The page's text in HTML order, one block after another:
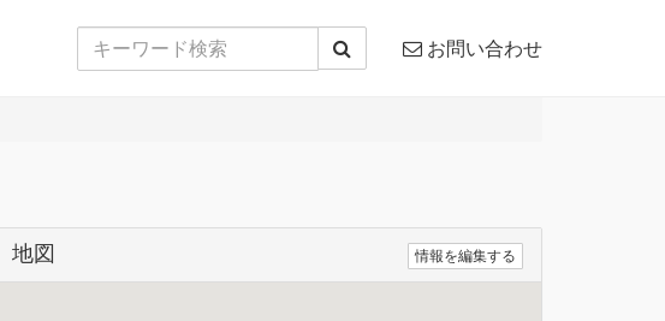
お問い合わせ
地図 情報を編集する